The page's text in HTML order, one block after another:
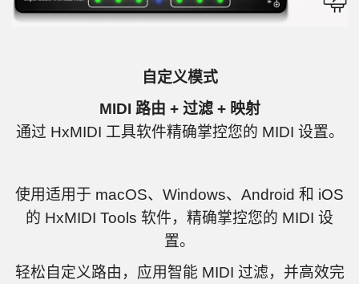
自定义模式
MIDI 路由 + 过滤 + 映射
通过 HxMIDI 工具软件精确掌控您的 MIDI 设置。
使用适用于 macOS、Windows、Android 和 iOS
的 HxMIDI Tools 软件，精确掌控您的 MIDI 设
置。
轻松自定义路由，应用智能 MIDI 过滤，并高效完